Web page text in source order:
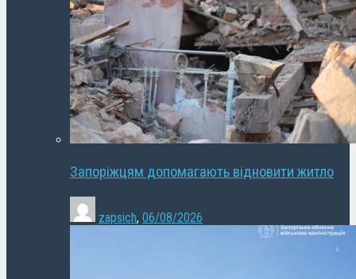
Запоріжцям допомагають відновити житло
zapsich, 06/08/2026